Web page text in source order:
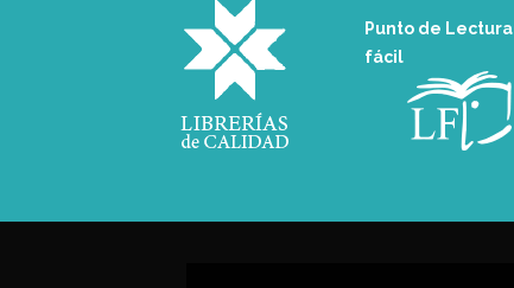
Punto de Lectura
fácil